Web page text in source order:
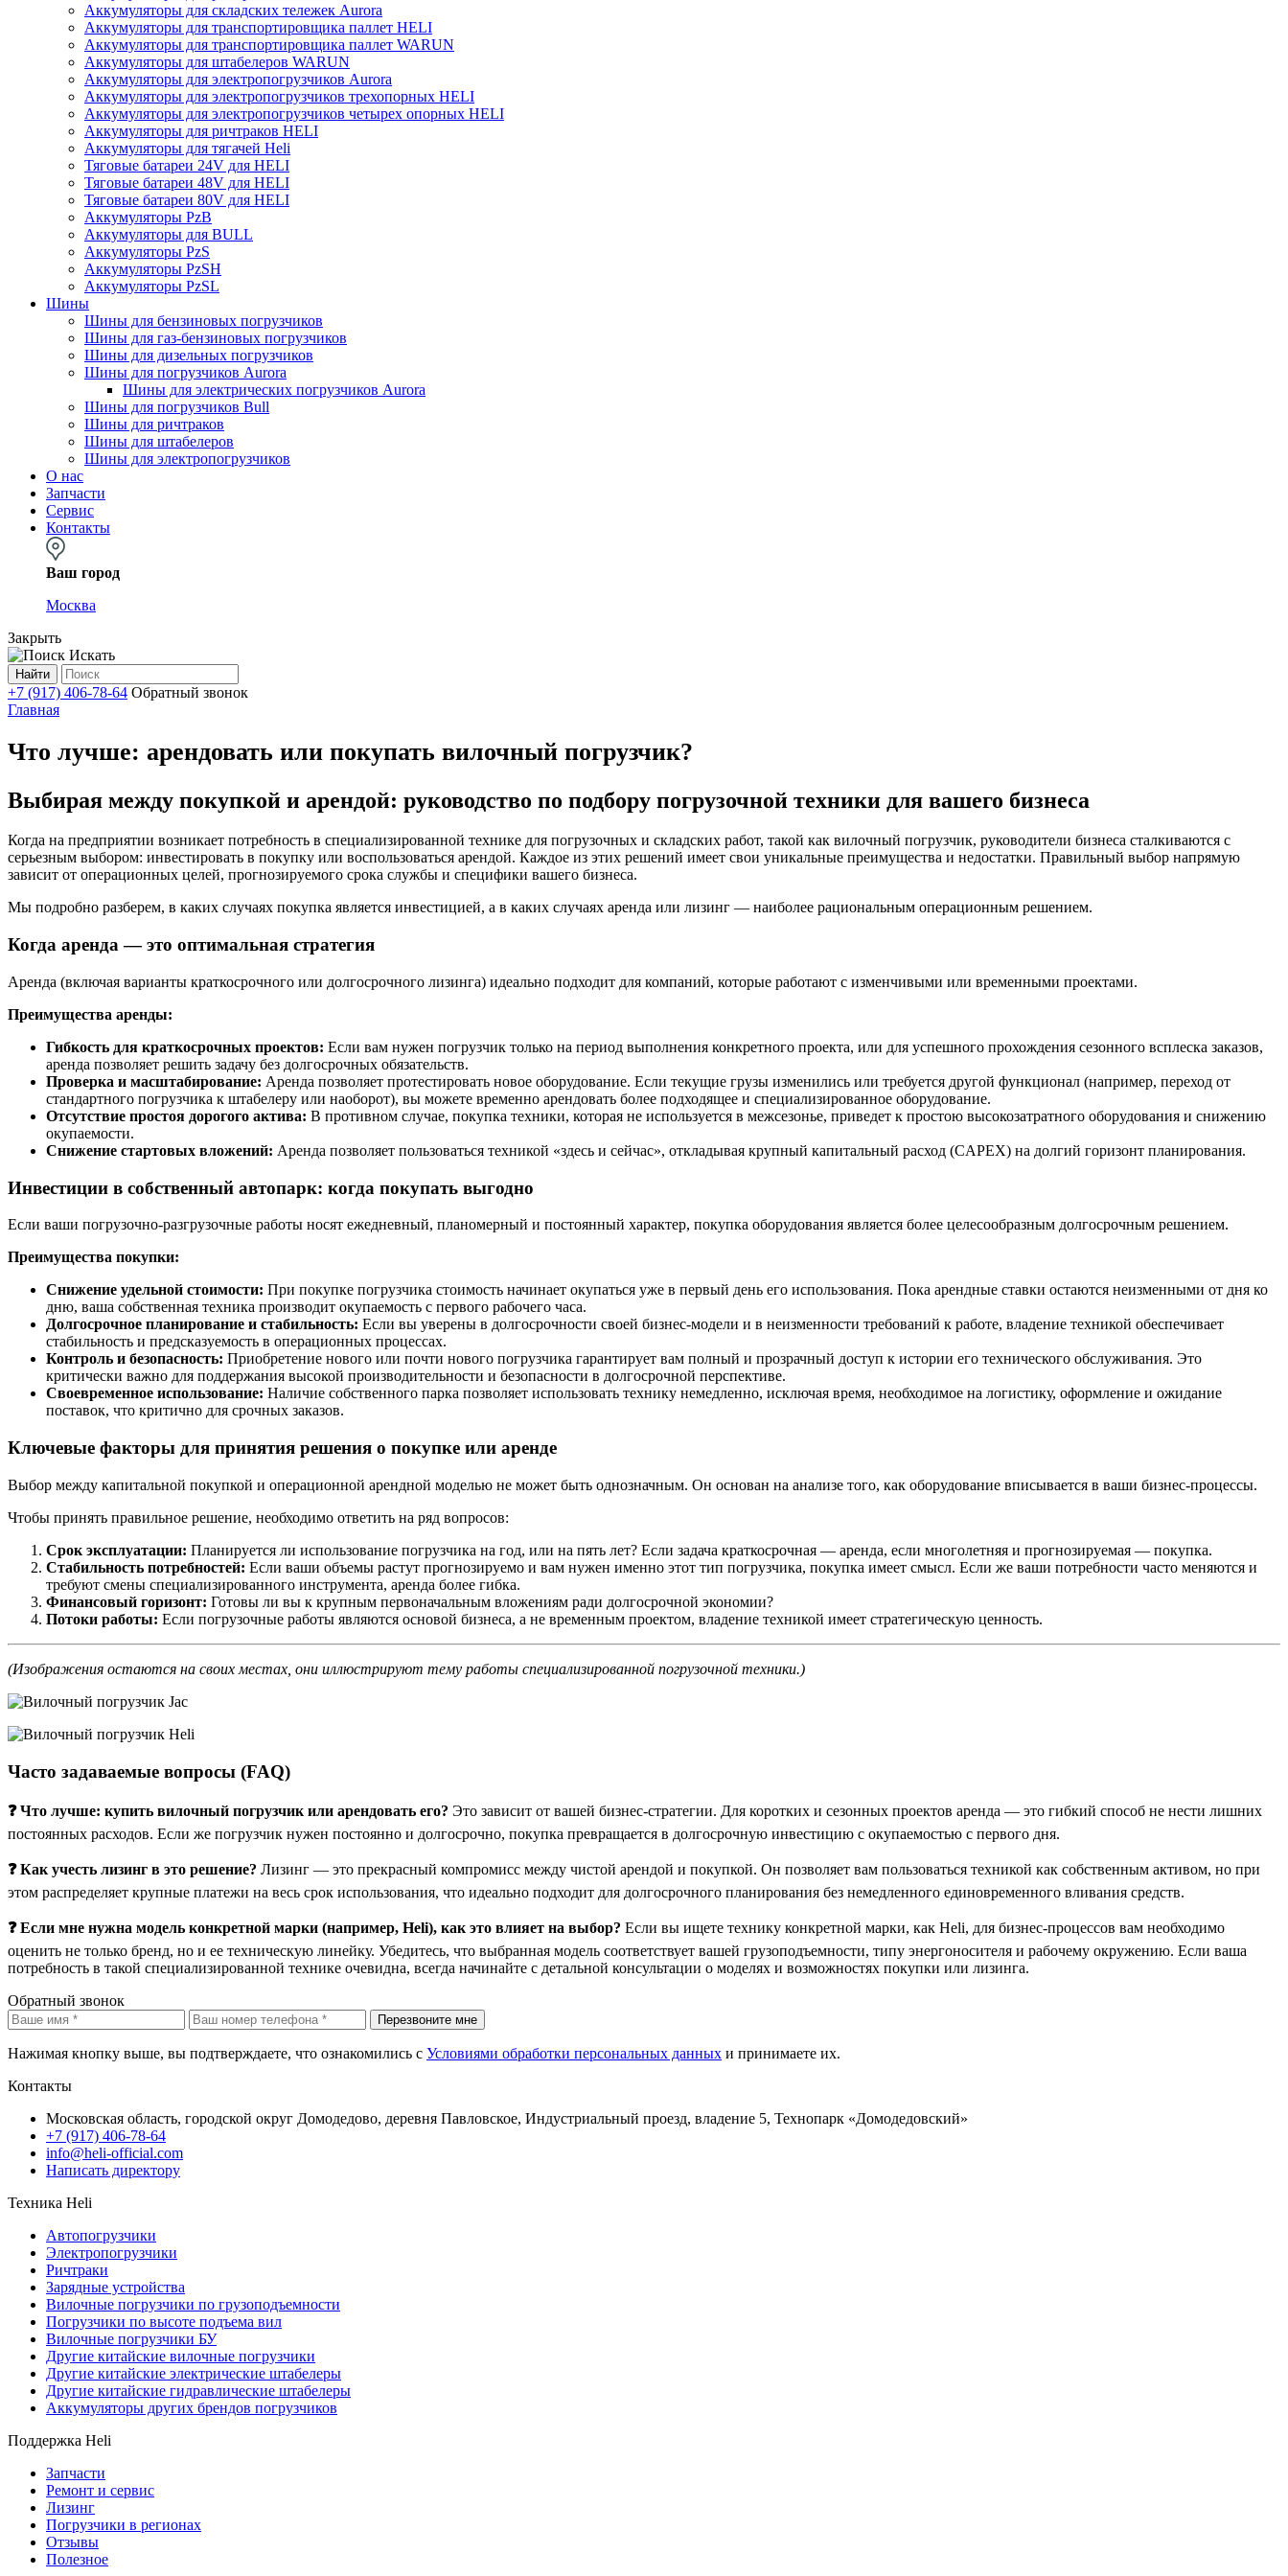
Аккумуляторы для складских тележек Aurora
Аккумуляторы для транспортировщика паллет HELI
Аккумуляторы для транспортировщика паллет WARUN
Аккумуляторы для штабелеров WARUN
Аккумуляторы для электропогрузчиков Aurora
Аккумуляторы для электропогрузчиков трехопорных HELI
Аккумуляторы для электропогрузчиков четырех опорных HELI
Аккумуляторы для ричтраков HELI
Аккумуляторы для тягачей Heli
Тяговые батареи 24V для HELI
Тяговые батареи 48V для HELI
Тяговые батареи 80V для HELI
Аккумуляторы PzB
Аккумуляторы для BULL
Аккумуляторы PzS
Аккумуляторы PzSH
Аккумуляторы PzSL
Шины
Шины для бензиновых погрузчиков
Шины для газ-бензиновых погрузчиков
Шины для дизельных погрузчиков
Шины для погрузчиков Aurora
Шины для электрических погрузчиков Aurora
Шины для погрузчиков Bull
Шины для ричтраков
Шины для штабелеров
Шины для электропогрузчиков
О нас
Запчасти
Сервис
Контакты
Ваш город
Москва
Закрыть
Искать
Найти
+7 (917) 406-78-64 Обратный звонок
Главная
Что лучше: арендовать или покупать вилочный погрузчик?
Выбирая между покупкой и арендой: руководство по подбору погрузочной техники для вашего бизнеса
Когда на предприятии возникает потребность в специализированной технике для погрузочных и складских работ, такой как вилочный погрузчик, руководители бизнеса сталкиваются с
серьезным выбором: инвестировать в покупку или воспользоваться арендой. Каждое из этих решений имеет свои уникальные преимущества и недостатки. Правильный выбор напрямую
зависит от операционных целей, прогнозируемого срока службы и специфики вашего бизнеса.
Мы подробно разберем, в каких случаях покупка является инвестицией, а в каких случаях аренда или лизинг — наиболее рациональным операционным решением.
Когда аренда — это оптимальная стратегия
Аренда (включая варианты краткосрочного или долгосрочного лизинга) идеально подходит для компаний, которые работают с изменчивыми или временными проектами.
Преимущества аренды:
Гибкость для краткосрочных проектов: Если вам нужен погрузчик только на период выполнения конкретного проекта, или для успешного прохождения сезонного всплеска заказов,
аренда позволяет решить задачу без долгосрочных обязательств.
Проверка и масштабирование: Аренда позволяет протестировать новое оборудование. Если текущие грузы изменились или требуется другой функционал (например, переход от
стандартного погрузчика к штабелеру или наоборот), вы можете временно арендовать более подходящее и специализированное оборудование.
Отсутствие простоя дорогого актива: В противном случае, покупка техники, которая не используется в межсезонье, приведет к простою высокозатратного оборудования и снижению
окупаемости.
Снижение стартовых вложений: Аренда позволяет пользоваться техникой «здесь и сейчас», откладывая крупный капитальный расход (CAPEX) на долгий горизонт планирования.
Инвестиции в собственный автопарк: когда покупать выгодно
Если ваши погрузочно-разгрузочные работы носят ежедневный, планомерный и постоянный характер, покупка оборудования является более целесообразным долгосрочным решением.
Преимущества покупки:
Снижение удельной стоимости: При покупке погрузчика стоимость начинает окупаться уже в первый день его использования. Пока арендные ставки остаются неизменными от дня ко
дню, ваша собственная техника производит окупаемость с первого рабочего часа.
Долгосрочное планирование и стабильность: Если вы уверены в долгосрочности своей бизнес-модели и в неизменности требований к работе, владение техникой обеспечивает
стабильность и предсказуемость в операционных процессах.
Контроль и безопасность: Приобретение нового или почти нового погрузчика гарантирует вам полный и прозрачный доступ к истории его технического обслуживания. Это
критически важно для поддержания высокой производительности и безопасности в долгосрочной перспективе.
Своевременное использование: Наличие собственного парка позволяет использовать технику немедленно, исключая время, необходимое на логистику, оформление и ожидание
поставок, что критично для срочных заказов.
Ключевые факторы для принятия решения о покупке или аренде
Выбор между капитальной покупкой и операционной арендной моделью не может быть однозначным. Он основан на анализе того, как оборудование вписывается в ваши бизнес-процессы.
Чтобы принять правильное решение, необходимо ответить на ряд вопросов:
Срок эксплуатации: Планируется ли использование погрузчика на год, или на пять лет? Если задача краткосрочная — аренда, если многолетняя и прогнозируемая — покупка.
Стабильность потребностей: Если ваши объемы растут прогнозируемо и вам нужен именно этот тип погрузчика, покупка имеет смысл. Если же ваши потребности часто меняются и
требуют смены специализированного инструмента, аренда более гибка.
Финансовый горизонт: Готовы ли вы к крупным первоначальным вложениям ради долгосрочной экономии?
Потоки работы: Если погрузочные работы являются основой бизнеса, а не временным проектом, владение техникой имеет стратегическую ценность.
(Изображения остаются на своих местах, они иллюстрируют тему работы специализированной погрузочной техники.)
Часто задаваемые вопросы (FAQ)
❓ Что лучше: купить вилочный погрузчик или арендовать его? Это зависит от вашей бизнес-стратегии. Для коротких и сезонных проектов аренда — это гибкий способ не нести лишних
постоянных расходов. Если же погрузчик нужен постоянно и долгосрочно, покупка превращается в долгосрочную инвестицию с окупаемостью с первого дня.
❓ Как учесть лизинг в это решение? Лизинг — это прекрасный компромисс между чистой арендой и покупкой. Он позволяет вам пользоваться техникой как собственным активом, но при
этом распределяет крупные платежи на весь срок использования, что идеально подходит для долгосрочного планирования без немедленного единовременного вливания средств.
❓ Если мне нужна модель конкретной марки (например, Heli), как это влияет на выбор? Если вы ищете технику конкретной марки, как Heli, для бизнес-процессов вам необходимо
оценить не только бренд, но и ее техническую линейку. Убедитесь, что выбранная модель соответствует вашей грузоподъемности, типу энергоносителя и рабочему окружению. Если ваша
потребность в такой специализированной технике очевидна, всегда начинайте с детальной консультации о моделях и возможностях покупки или лизинга.
Обратный звонок
Перезвоните мне
Нажимая кнопку выше, вы подтверждаете, что ознакомились с Условиями обработки персональных данных и принимаете их.
Контакты
Московская область, городской округ Домодедово, деревня Павловское, Индустриальный проезд, владение 5, Технопарк «Домодедовский»
+7 (917) 406-78-64
info@heli-official.com
Написать директору
Техника Heli
Автопогрузчики
Электропогрузчики
Ричтраки
Зарядные устройства
Вилочные погрузчики по грузоподъемности
Погрузчики по высоте подъема вил
Вилочные погрузчики БУ
Другие китайские вилочные погрузчики
Другие китайские электрические штабелеры
Другие китайские гидравлические штабелеры
Аккумуляторы других брендов погрузчиков
Поддержка Heli
Запчасти
Ремонт и сервис
Лизинг
Погрузчики в регионах
Отзывы
Полезное